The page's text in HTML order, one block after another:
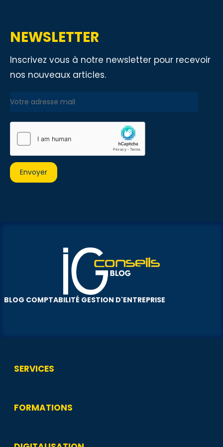
NEWSLETTER
Inscrivez vous à notre newsletter pour recevoir
nos nouveaux articles.
BLOG COMPTABILITÉ GESTION D'ENTREPRISE
SERVICES
FORMATIONS